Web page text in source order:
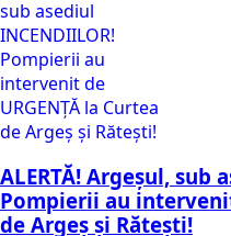
ALERTĂ! Argeșul, sub
Pompierii au
de Argeș și Rătești!